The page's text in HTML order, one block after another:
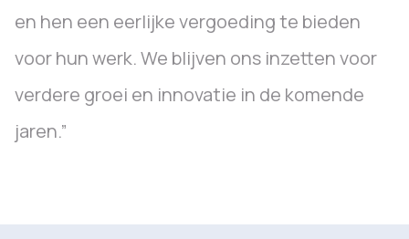
en hen een eerlijke vergoeding te bieden
voor hun werk. We blijven ons inzetten voor
verdere groei en innovatie in de komende
jaren.”